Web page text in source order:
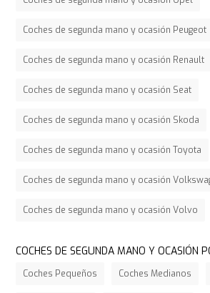
Coches de segunda mano y ocasión Peugeot
Coches de segunda mano y ocasión Renault
Coches de segunda mano y ocasión Seat
Coches de segunda mano y ocasión Skoda
Coches de segunda mano y ocasión Toyota
Coches de segunda mano y ocasión
Coches de segunda mano y ocasión Volvo
COCHES DE SEGUNDA MANO Y OCASIÓN
Coches Pequeños Coches Medianos